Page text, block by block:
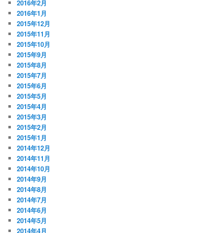
2016年2月
2016年1月
2015年12月
2015年11月
2015年10月
2015年9月
2015年8月
2015年7月
2015年6月
2015年5月
2015年4月
2015年3月
2015年2月
2015年1月
2014年12月
2014年11月
2014年10月
2014年9月
2014年8月
2014年7月
2014年6月
2014年5月
2014年4月